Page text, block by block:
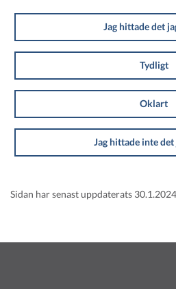
Jag hittade det
Tydligt
Oklart
Jag hittade inte
Sidan har senast uppdaterats 30.1.2024